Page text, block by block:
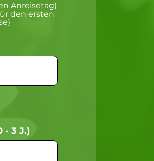
Anreisetag)
den ersten
- 3 J.)